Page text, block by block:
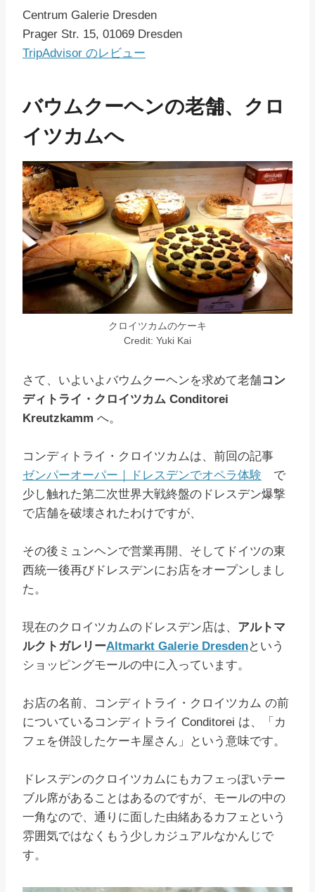
Centrum Galerie Dresden
Prager Str. 15, 01069 Dresden
TripAdvisor のレビュー
バウムクーヘンの老舗、クロ
イツカムへ
クロイツカムのケーキ
Credit: Yuki Kai
さて、いよいよバウムクーヘンを求めて老舗コン
ディトライ・クロイツカム Conditorei
Kreutzkamm へ。
コンディトライ・クロイツカムは、前回の記事
ゼンパーオーパー｜ドレスデンでオペラ体験 で
少し触れた第二次世界大戦終盤のドレスデン爆撃
で店舗を破壊されたわけですが、
その後ミュンヘンで営業再開、そしてドイツの東
西統一後再びドレスデンにお店をオープンしまし
た。
現在のクロイツカムのドレスデン店は、 アルトマ
ルクトガレリーAltmarkt Galerie Dresdenという
ショッピングモールの中に入っています。
お店の名前、コンディトライ・クロイツカム の前
についているコンディトライ Conditorei は、「カ
フェを併設したケーキ屋さん」という意味です。
ドレスデンのクロイツカムにもカフェっぽいテー
ブル席があることはあるのですが、モールの中の
一角なので、通りに面した由緒あるカフェという
雰囲気ではなくもう少しカジュアルなかんじで
す。